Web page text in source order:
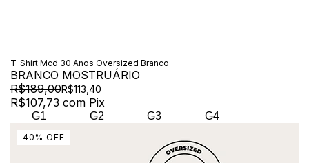
T-Shirt Mcd 30 Anos Oversized Branco
BRANCO MOSTRUÁRIO
R$189,00R$113,40
R$107,73 com Pix
G1 G2 G3 G4
40 % OFF